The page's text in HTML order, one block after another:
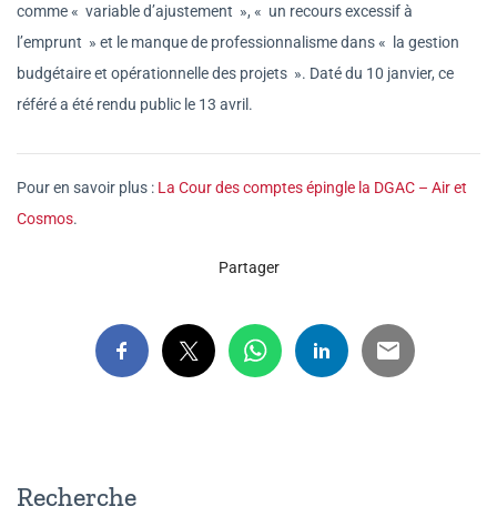
comme « variable d’ajustement », « un recours excessif à
l’emprunt » et le manque de professionnalisme dans « la gestion
budgétaire et opérationnelle des projets ». Daté du 10 janvier, ce
référé a été rendu public le 13 avril.
Pour en savoir plus : La Cour des comptes épingle la DGAC – Air et
Cosmos.
Partager
Recherche